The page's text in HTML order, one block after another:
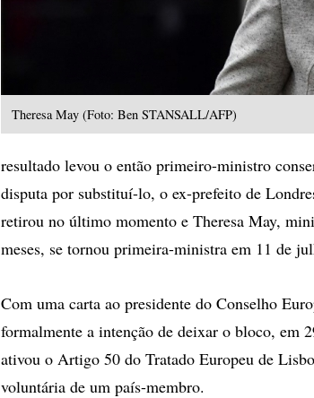
Theresa May (Foto: Ben STANSALL/AFP)
resultado levou o então primeiro-ministro
disputa por substituí-lo, o ex-prefeito de
retirou no último momento e Theresa May,
meses, se tornou primeira-ministra em 11 de
Com uma carta ao presidente do Conselho
formalmente a intenção de deixar o bloco, em
ativou o Artigo 50 do Tratado Europeu de
voluntária de um país-membro.